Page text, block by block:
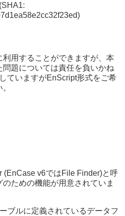
(SHA1:
用することができますが、本
題については責任を負いかね
ていますがEnScript形式をご希
(EnCase v6ではFile Finder)と呼
ための機能が用意されていま
ブルに定義されているデータフ